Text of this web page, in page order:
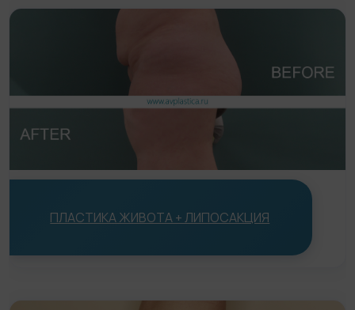
Цены
ПЛАСТИКА ЖИВОТА + ЛИПОСАКЦИЯ